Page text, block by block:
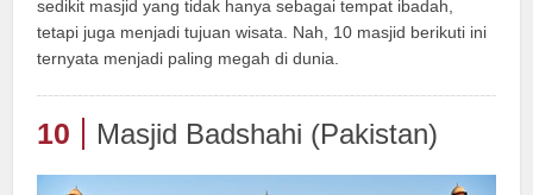
sedikit masjid yang tidak hanya sebagai tempat ibadah,
tetapi juga menjadi tujuan wisata. Nah, 10 masjid berikuti ini
ternyata menjadi paling megah di dunia.
10 Masjid Badshahi (Pakistan)